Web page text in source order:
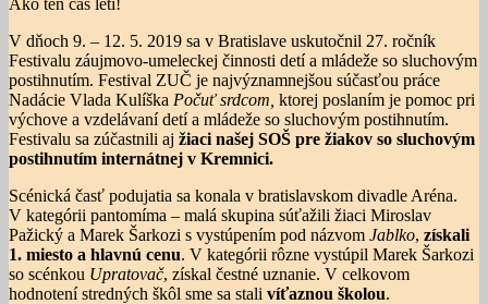
V dňoch 9. – 12. 5. 2019 sa v Bratislave uskutočnil 27. ročník
Festivalu záujmovo-umeleckej činnosti detí a mládeže so sluchovým
postihnutím. Festival ZUČ je najvýznamnejšou súčasťou práce
Nadácie Vlada Kulíška Počuť srdcom, ktorej poslaním je pomoc pri
výchove a vzdelávaní detí a mládeže so sluchovým postihnutím.
Festivalu sa zúčastnili aj žiaci našej SOŠ pre žiakov so sluchovým
postihnutím internátnej v Kremnici.
Scénická časť podujatia sa konala v bratislavskom divadle Aréna.
V kategórii pantomíma – malá skupina súťažili žiaci Miroslav
Pažický a Marek Šarkozi s vystúpením pod názvom Jablko, získali
1. miesto a hlavnú cenu. V kategórii rôzne vystúpil Marek Šarkozi
so scénkou Upratovač, získal čestné uznanie. V celkovom
hodnotení stredných škôl sme sa stali víťaznou školou.